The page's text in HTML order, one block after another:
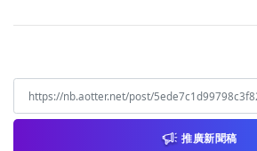
推廣新聞稿